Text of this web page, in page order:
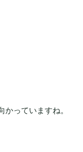
かっていますね。